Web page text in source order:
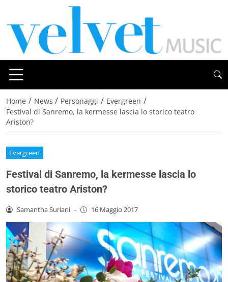
Home / News / Personaggi / Evergreen /
Festival di Sanremo, la kermesse lascia lo storico teatro
Ariston?
Evergreen
Festival di Sanremo, la kermesse lascia lo
storico teatro Ariston?
Samantha Suriani - 16 Maggio 2017